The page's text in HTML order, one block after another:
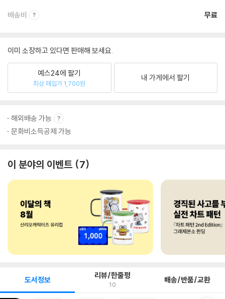
배송비 무료
이미 소장하고 있다면 판매해 보세요.
예스24에 팔기
최상 매입가 1,700원
내 가게에서 팔기
해외배송 가능
문화비소득공제 가능
이 분야의 이벤트 7
도서정보 리뷰/한줄평
10 배송/반품/교환